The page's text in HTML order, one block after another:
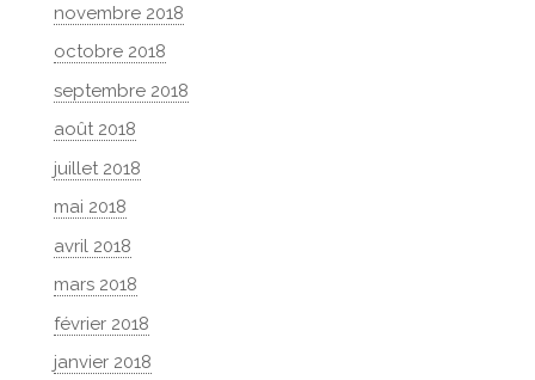
novembre 2018
octobre 2018
septembre 2018
août 2018
juillet 2018
mai 2018
avril 2018
mars 2018
février 2018
janvier 2018